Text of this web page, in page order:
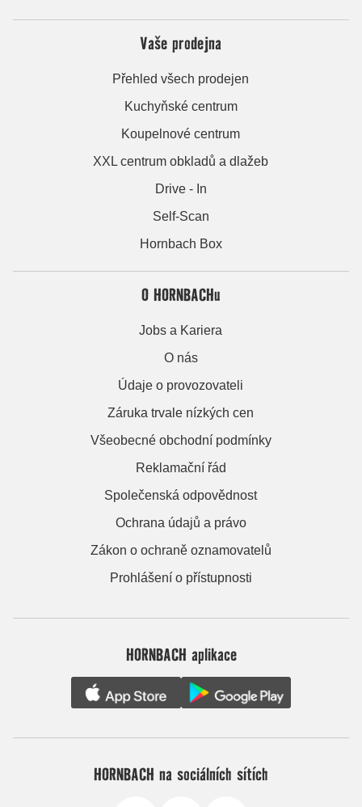
Vaše prodejna
Přehled všech prodejen
Kuchyňské centrum
Koupelnové centrum
XXL centrum obkladů a dlažeb
Drive - In
Self-Scan
Hornbach Box
O HORNBACHu
Jobs a Kariera
O nás
Údaje o provozovateli
Záruka trvale nízkých cen
Všeobecné obchodní podmínky
Reklamační řád
Společenská odpovědnost
Ochrana údajů a právo
Zákon o ochraně oznamovatelů
Prohlášení o přístupnosti
HORNBACH aplikace
HORNBACH na sociálních sítích